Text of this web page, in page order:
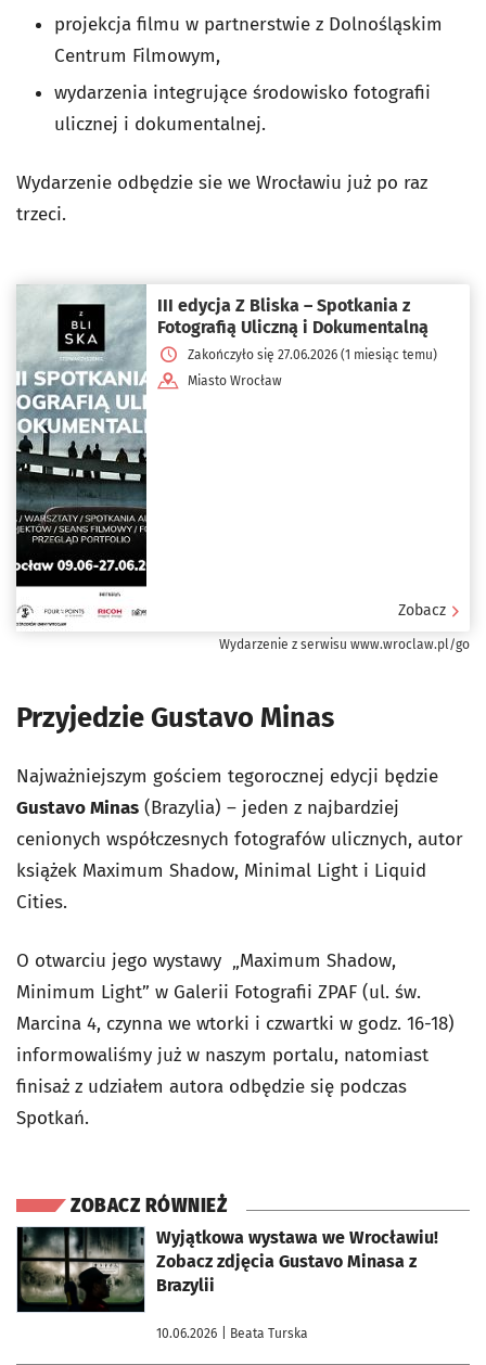
projekcja filmu w partnerstwie z Dolnośląskim
Centrum Filmowym,
wydarzenia integrujące środowisko fotografii
ulicznej i dokumentalnej.
Wydarzenie odbędzie sie we Wrocławiu już po raz
trzeci.
III edycja Z Bliska – Spotkania z
Fotografią Uliczną i Dokumentalną
Zakończyło się 27.06.2026 (1 miesiąc temu)
Miasto Wrocław
Zobacz
Wydarzenie z serwisu www.wroclaw.pl/go
Przyjedzie Gustavo Minas
Najważniejszym gościem tegorocznej edycji będzie
Gustavo Minas (Brazylia) – jeden z najbardziej
cenionych współczesnych fotografów ulicznych, autor
książek Maximum Shadow, Minimal Light i Liquid
Cities.
O otwarciu jego wystawy „Maximum Shadow,
Minimum Light” w Galerii Fotografii ZPAF (ul. św.
Marcina 4, czynna we wtorki i czwartki w godz. 16-18)
informowaliśmy już w naszym portalu, natomiast
finisaż z udziałem autora odbędzie się podczas
Spotkań.
ZOBACZ RÓWNIEŻ
Wyjątkowa wystawa we Wrocławiu!
Zobacz zdjęcia Gustavo Minasa z
Brazylii
10.06.2026 | Beata Turska
otworzy się w nowej karcie